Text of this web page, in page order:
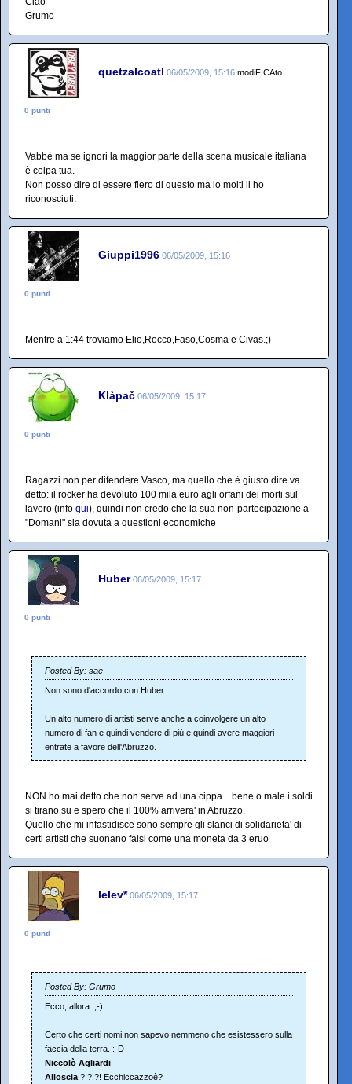
Grumo
quetzalcoatl 06/05/2009, 15:16 modiFICAto
0 punti
Vabbè ma se ignori la maggior parte della scena musicale italiana
è colpa tua.
Non posso dire di essere fiero di questo ma io molti li ho
riconosciuti.
Giuppi1996 06/05/2009, 15:16
0 punti
Mentre a 1:44 troviamo Elio,Rocco,Faso,Cosma e Civas.;)
Klàpač 06/05/2009, 15:17
0 punti
Ragazzi non per difendere Vasco, ma quello che è giusto dire va
detto: il rocker ha devoluto 100 mila euro agli orfani dei morti sul
lavoro (info qui), quindi non credo che la sua non-partecipazione a
"Domani" sia dovuta a questioni economiche
Huber 06/05/2009, 15:17
0 punti
Posted By: sae
Non sono d'accordo con Huber.
Un alto numero di artisti serve anche a coinvolgere un alto
numero di fan e quindi vendere di più e quindi avere maggiori
entrate a favore dell'Abruzzo.
NON ho mai detto che non serve ad una cippa... bene o male i soldi
si tirano su e spero che il 100% arrivera' in Abruzzo.
Quello che mi infastidisce sono sempre gli slanci di solidarieta' di
certi artisti che suonano falsi come una moneta da 3 eruo
lelev* 06/05/2009, 15:17
0 punti
Posted By: Grumo
Ecco, allora. ;-)
Certo che certi nomi non sapevo nemmeno che esistessero sulla
faccia della terra. :-D
Niccolò Agliardi
Alioscia ?!?!?! Ecchiccazzoè?